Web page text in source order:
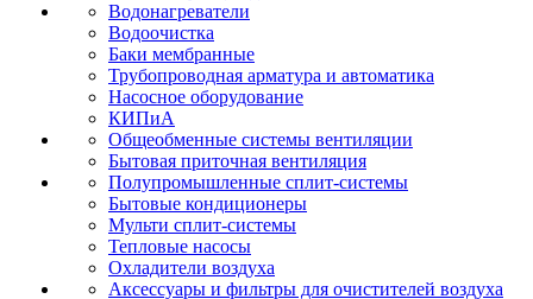
Водонагреватели
Водоочистка
Баки мембранные
Трубопроводная арматура и автоматика
Насосное оборудование
КИПиА
Общеобменные системы вентиляции
Бытовая приточная вентиляция
Полупромышленные сплит-системы
Бытовые кондиционеры
Мульти сплит-системы
Тепловые насосы
Охладители воздуха
Аксессуары и фильтры для очистителей воздуха